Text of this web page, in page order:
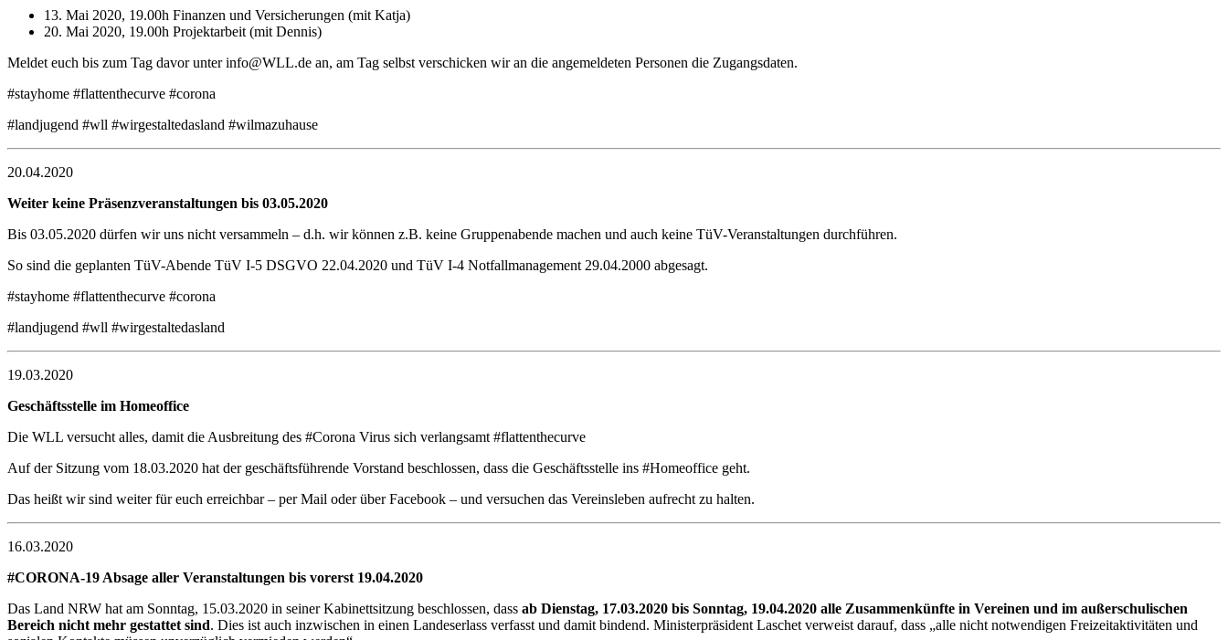
13. Mai 2020, 19.00h Finanzen und Versicherungen (mit Katja)
20. Mai 2020, 19.00h Projektarbeit (mit Dennis)
Meldet euch bis zum Tag davor unter info@WLL.de an, am Tag selbst verschicken wir an die angemeldeten Personen die Zugangsdaten.
#stayhome #flattenthecurve #corona
#landjugend #wll #wirgestaltedasland #wilmazuhause
20.04.2020
Weiter keine Präsenzveranstaltungen bis 03.05.2020
Bis 03.05.2020 dürfen wir uns nicht versammeln – d.h. wir können z.B. keine Gruppenabende machen und auch keine TüV-Veranstaltungen durchführen.
So sind die geplanten TüV-Abende TüV I-5 DSGVO 22.04.2020 und TüV I-4 Notfallmanagement 29.04.2000 abgesagt.
#stayhome #flattenthecurve #corona
#landjugend #wll #wirgestaltedasland
19.03.2020
Geschäftsstelle im Homeoffice
Die WLL versucht alles, damit die Ausbreitung des #Corona Virus sich verlangsamt #flattenthecurve
Auf der Sitzung vom 18.03.2020 hat der geschäftsführende Vorstand beschlossen, dass die Geschäftsstelle ins #Homeoffice geht.
Das heißt wir sind weiter für euch erreichbar – per Mail oder über Facebook – und versuchen das Vereinsleben aufrecht zu halten.
16.03.2020
#CORONA-19 Absage aller Veranstaltungen bis vorerst 19.04.2020
Das Land NRW hat am Sonntag, 15.03.2020 in seiner Kabinettsitzung beschlossen, dass ab Dienstag, 17.03.2020 bis Sonntag, 19.04.2020 alle Zusammenkünfte in Vereinen und im außerschulischen
Bereich nicht mehr gestattet sind. Dies ist auch inzwischen in einen Landeserlass verfasst und damit bindend. Ministerpräsident Laschet verweist darauf, dass „alle nicht notwendigen Freizeitaktivitäten und